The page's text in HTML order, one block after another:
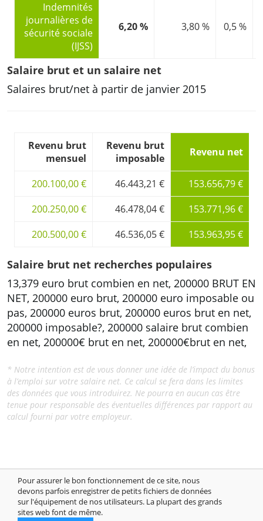
Indemnités
journalières de
sécurité sociale
(IJSS)
6,20 % 3,80 % 0,5 %
Salaire brut et un salaire net
Salaires brut/net à partir de janvier 2015
Revenu brut
mensuel
Revenu brut
imposable
Revenu net
200.100,00 € 46.443,21 €
153.656,79 €
200.250,00 €
46.478,04 €
153.771,96 €
200.500,00 €
46.536,05 € 153.963,95 €
Salaire brut net recherches populaires
13,379 euro brut combien en net, 200000 BRUT EN
NET, 200000 euro brut, 200000 euro imposable ou
pas, 200000 euros brut, 200000 euros brut en net,
200000 imposable?, 200000 salaire brut combien
en net, 200000€ brut en net, 200000€brut en net,
* Notre intention est de vous donner une idée de l’impact du bonus
à l’emploi sur votre salaire net. Ce calcul se fera dans les limites
des données que vous introduirez. Ne pourra en aucun cas être
tenue pour responsable des éventuelles différences par rapport au
calcul fourni par votre employeur.
© 2014-2026 SalairesMoyen.fr Combien est salaire moyen? Salaire
minimum apprenti? Grille de salaire apprenti, Calcul salaire net, net
Pour assurer le bon fonctionnement de ce site, nous
devons parfois enregistrer de petits fichiers de données
sur l'équipement de nos utilisateurs. La plupart des grands
sites web font de même.